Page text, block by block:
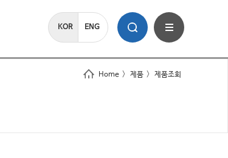
KOR ENG
Home > 제품 > 제품조회